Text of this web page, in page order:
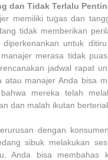
dan Tidak Terlalu
memiliki tugas dan
tidak memberikan
untuk
merasa tidak
jadwal rapat
atau manajer Anda bisa
mereka telah
dan malah ikutan
dengan
sibuk melakukan
Anda bisa membahas